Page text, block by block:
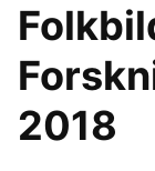
2018